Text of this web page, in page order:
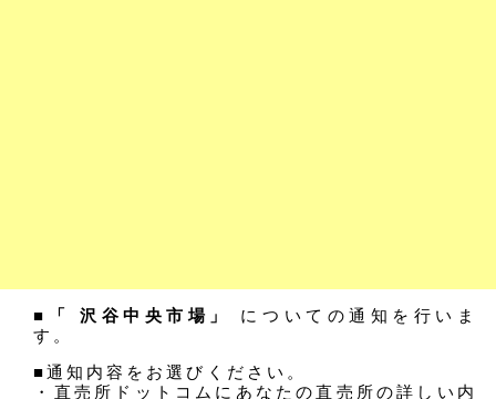
■「 沢谷中央市場」 についての通知を行いま
す。
■通知内容をお選びください。
・直売所ドットコムにあなたの直売所の詳しい内